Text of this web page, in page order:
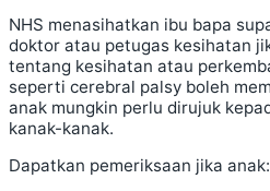
NHS menasihatkan ibu bapa
doktor atau petugas kesihatan
tentang kesihatan atau
seperti cerebral palsy boleh
anak mungkin perlu dirujuk
kanak-kanak.
Dapatkan pemeriksaan jika anak: